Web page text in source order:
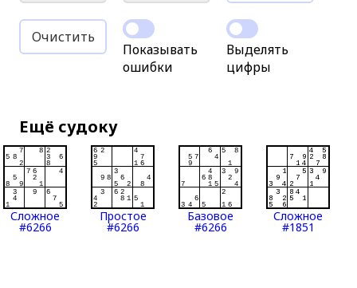
Очистить
Показывать
ошибки
Выделять
цифры
Ещё судоку
Сложное
#6266
Простое
#6266
Базовое
#6266
Сложное
#1851